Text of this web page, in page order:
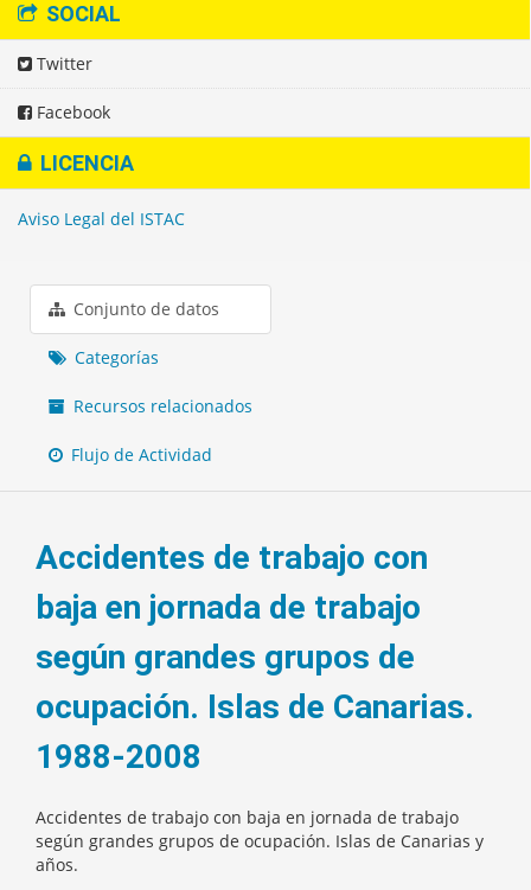
SOCIAL
Twitter
Facebook
LICENCIA
Aviso Legal del ISTAC
Conjunto de datos
Categorías
Recursos relacionados
Flujo de Actividad
Accidentes de trabajo con
baja en jornada de trabajo
según grandes grupos de
ocupación. Islas de Canarias.
1988-2008
Accidentes de trabajo con baja en jornada de trabajo
según grandes grupos de ocupación. Islas de Canarias y
años.